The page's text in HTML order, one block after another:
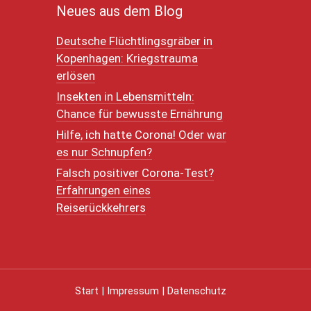
Neues aus dem Blog
Deutsche Flüchtlingsgräber in
Kopenhagen: Kriegstrauma
erlösen
Insekten in Lebensmitteln:
Chance für bewusste Ernährung
Hilfe, ich hatte Corona! Oder war
es nur Schnupfen?
Falsch positiver Corona-Test?
Erfahrungen eines
Reiserückkehrers
Start | Impressum | Datenschutz